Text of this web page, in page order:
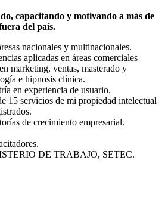
capacitando y motivando a más de
del país.
nacionales y multinacionales.
aplicadas en áreas comerciales
marketing, ventas, masterado y
e hipnosis clínica.
en experiencia de usuario.
15 servicios de mi propiedad intelectual
de crecimiento empresarial.
DE TRABAJO, SETEC.